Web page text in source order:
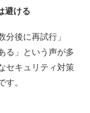
避ける
後に再試行」
る」という声が多
セキュリティ対策
。